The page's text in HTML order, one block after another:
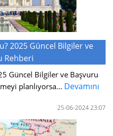
2025 Güncel Bilgiler ve
Rehberi
Güncel Bilgiler ve Başvuru
planlıyorsa... Devamını
25-06-2024 23:07